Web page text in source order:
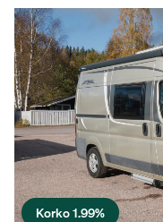
Korko 1.99%